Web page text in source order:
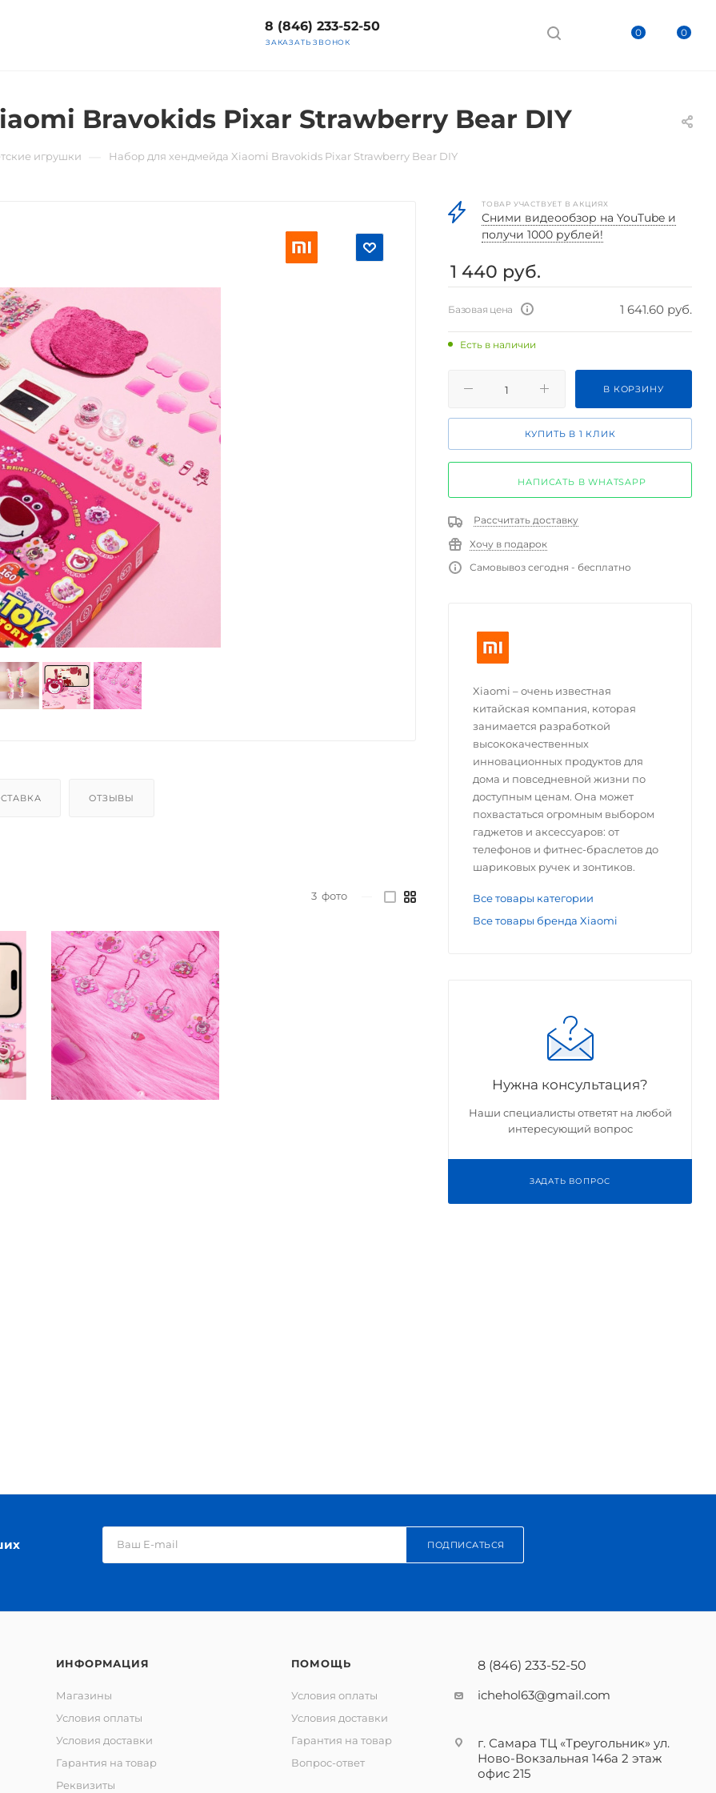
0 0
8 (846) 233-52-50
ЗАКАЗАТЬ ЗВОНОК
Bravokids Pixar Strawberry Bear DIY
игрушки Набор для хендмейда Xiaomi Bravokids Pixar Strawberry Bear DIY
ОТЗЫВЫ
3 фото
ТОВАР УЧАСТВУЕТ В АКЦИЯХ
Cними видеообзор на YouTube и
получи 1000 рублей!
1 440 руб.
Базовая цена 1 641.60 руб.
Есть в наличии
В КОРЗИНУ
КУПИТЬ В 1 КЛИК
НАПИСАТЬ В WHATSAPP
Рассчитать доставку
Хочу в подарок
Самовывоз сегодня - бесплатно
Xiaomi – очень известная
китайская компания, которая
занимается разработкой
высококачественных
инновационных продуктов для
дома и повседневной жизни по
доступным ценам. Она может
похвастаться огромным выбором
гаджетов и аксессуаров: от
телефонов и фитнес-браслетов до
шариковых ручек и зонтиков.
Все товары категории
Все товары бренда Xiaomi
Нужна консультация?
Наши специалисты ответят на любой
интересующий вопрос
ЗАДАТЬ ВОПРОС
ПОДПИСАТЬСЯ
ИНФОРМАЦИЯ
Магазины
Условия оплаты
Условия доставки
Гарантия на товар
Реквизиты
ПОМОЩЬ
Условия оплаты
Условия доставки
Гарантия на товар
Вопрос-ответ
8 (846) 233-52-50
ichehol63@gmail.com
г. Самара ТЦ «Треугольник» ул.
Ново-Вокзальная 146а 2 этаж
офис 215